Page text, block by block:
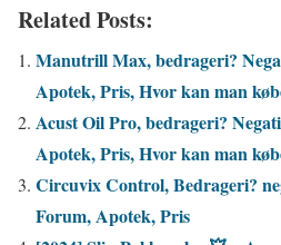
Related Posts:
Manutrill Max, bedrageri?
Apotek, Pris, Hvor kan man
Acust Oil Pro, bedrageri?
Apotek, Pris, Hvor kan man
Circuvix Control, Bedrageri?
Forum, Apotek, Pris